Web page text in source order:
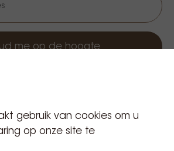
me op de hoogte
gebruik van cookies om u
op onze site te